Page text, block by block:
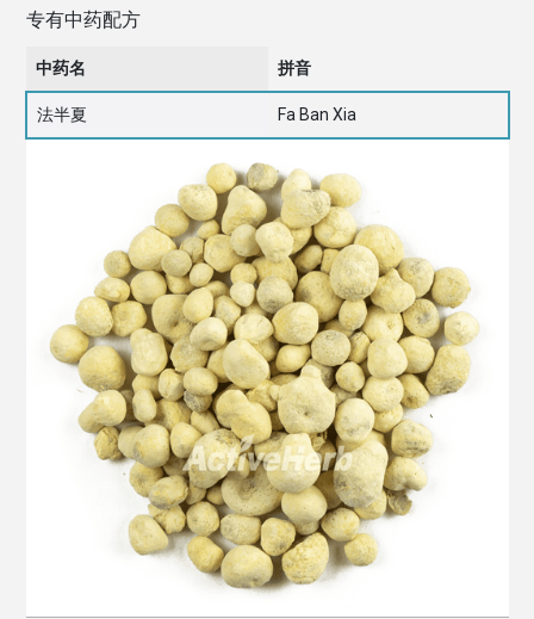
专有中药配方
中药名 拼音
法半夏 Fa Ban Xia